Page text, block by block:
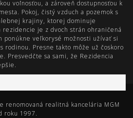
voľnosťou, a zároveň dostupnosťou k
Pokoj, čistý vzduch a pozemok s
krajiny, ktorej dominuje
je z dvoch strán ohraničená
ponúkne veľkorysé možnosti užívať si
rodinou. Presne takto môže už čoskoro
Presvedčte sa sami, že Rezidencia
renomovaná realitná kancelária MGM
roku 1997.